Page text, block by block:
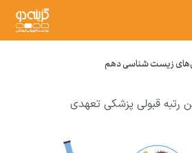
زیست شناسی دهم
رتبه قبولی پزشکی تعهدی